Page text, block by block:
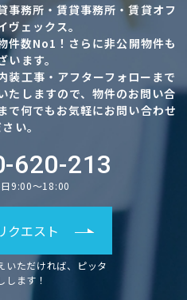
事務所・賃貸事務所・賃貸オフ
ヴェックス。
件数No1！さらに非公開物件も
います。
装工事・アフターフォローまで
たしますので、物件のお問い合
で何でもお気軽にお問い合わせ
い。
620-213
9:00～18:00
クエスト
いただければ、ピッタ
します！